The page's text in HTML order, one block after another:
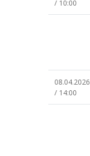
/ 10:00
08.04.2026
/ 14:00